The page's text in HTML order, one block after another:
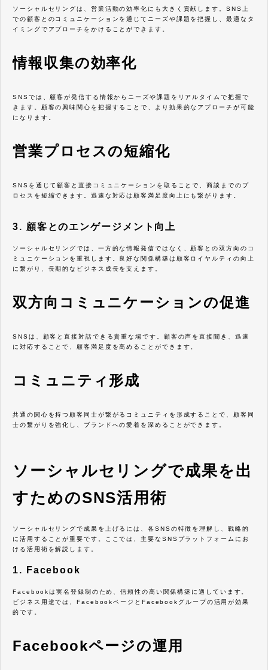
ソーシャルセリングは、営業活動の効率化にも大きく貢献します。SNS上
での顧客とのコミュニケーションを通じてニーズや課題を把握し、最適なタ
イミングでアプローチをかけることができます。
情報収集の効率化
SNSでは、顧客が発信する情報からニーズや課題をリアルタイムで把握で
きます。顧客の興味関心を把握することで、より効果的なアプローチが可能
になります。
営業プロセスの短縮化
SNSを通じて顧客と直接コミュニケーションを取ることで、商談までのプ
ロセスを短縮できます。迅速な対応は顧客満足度向上にも繋がります。
3. 顧客とのエンゲージメント向上
ソーシャルセリングでは、一方的な情報発信ではなく、顧客との双方向のコ
ミュニケーションを重視します。良好な関係構築は顧客ロイヤルティの向上
に繋がり、長期的なビジネス成長を支えます。
双方向コミュニケーションの促進
SNSは、顧客と直接対話できる貴重な場です。顧客の声を直接聞き、迅速
に対応することで、顧客満足度を高めることができます。
コミュニティ形成
共通の関心を持つ顧客同士が繋がるコミュニティを形成することで、顧客同
士の繋がりを強化し、ブランドへの愛着を深めることができます。
ソーシャルセリングで成果を出
すためのSNS活用術
ソーシャルセリングで成果を上げるには、各SNSの特徴を理解し、戦略的
に活用することが重要です。ここでは、主要なSNSプラットフォームにお
ける活用術を解説します。
1. Facebook
Facebookは実名登録制のため、信頼性の高い関係構築に適しています。
ビジネス用途では、FacebookページとFacebookグループの活用が効果
的です。
Facebookページの運用